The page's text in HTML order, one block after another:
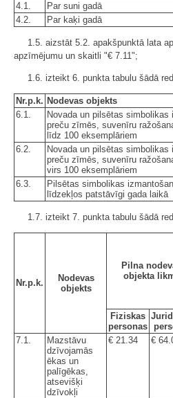
4.1.
Par suni gadā
4.2.
Par kaķi gadā
1.5. aizstāt 5.2. apakšpunktā lata
apzīmējumu un skaitli "€ 7.11";
1.6. izteikt 6. punkta tabulu šādā
Nr.p.k. Nodevas objekts
6.1.
Novada un pilsētas simbolikas
preču zīmēs, suvenīru
līdz 100 eksemplāriem
6.2.
Novada un pilsētas simbolikas
preču zīmēs, suvenīru
virs 100 eksemplāriem
6.3.
Pilsētas simbolikas
līdzekļos patstāvīgi gada laikā
1.7. izteikt 7. punkta tabulu šādā
Nr.p.k.
Nodevas
objekts
Pilna
objekta
Fiziskas
personas
7.1.
Mazstāvu
dzīvojamās
ēkas un
palīgēkas,
atsevišķi
dzīvokļi
€ 21.34 €